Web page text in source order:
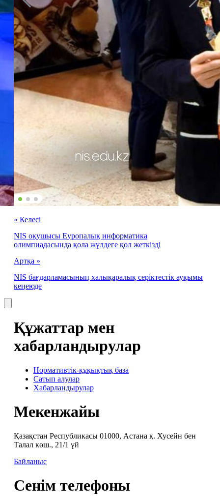
« Келесі
NIS оқушысы Еуропалық информатика
олимпиадасында қола жүлдеге қол жеткізді
Артқа »
NIS бағдарламасының халықаралық серіктестік ауқымы
кеңеюде
Құжаттар мен
хабарландырулар
Нормативтік-құқықтық база
Сатып алулар
Хабарландырулар
Мекенжайы
Қазақстан Республикасы 01000, Астана қ. Хусейн бен
Талал көш., 21/1 үй
Байланыс
Сенім телефоны